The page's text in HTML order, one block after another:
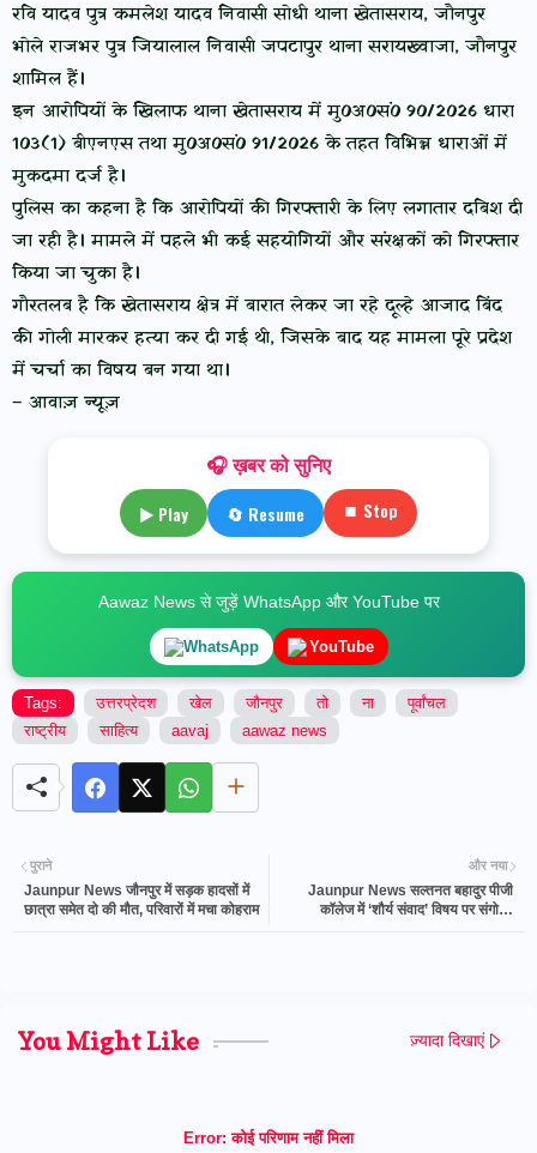
रवि यादव पुत्र कमलेश यादव निवासी सोधी थाना खेतासराय, जौनपुर
भोले राजभर पुत्र जियालाल निवासी जपटापुर थाना सरायख्वाजा, जौनपुर
शामिल हैं।
इन आरोपियों के खिलाफ थाना खेतासराय में मु0अ0सं0 90/2026 धारा
103(1) बीएनएस तथा मु0अ0सं0 91/2026 के तहत विभिन्न धाराओं में
मुकदमा दर्ज है।
पुलिस का कहना है कि आरोपियों की गिरफ्तारी के लिए लगातार दबिश दी
जा रही है। मामले में पहले भी कई सहयोगियों और संरक्षकों को गिरफ्तार
किया जा चुका है।
गौरतलब है कि खेतासराय क्षेत्र में बारात लेकर जा रहे दूल्हे आजाद बिंद
की गोली मारकर हत्या कर दी गई थी, जिसके बाद यह मामला पूरे प्रदेश
में चर्चा का विषय बन गया था।
– आवाज़ न्यूज़
🎧 ख़बर को सुनिए
▶ Play 🔄 Resume ⏹ Stop
Aawaz News से जुड़ें WhatsApp और YouTube पर
WhatsApp YouTube
Tags: उत्तरप्रेदश खेल जौनपुर तो ना
पूर्वांचल
राष्ट्रीय
साहित्य aavaj aawaz news
और नया
Jaunpur News सल्तनत बहादुर पीजी
कॉलेज में ‘शौर्य संवाद’ विषय पर संगोष्ठी
पुराने
Jaunpur News जौनपुर में सड़क हादसों में
छात्रा समेत दो की मौत, परिवारों में मचा कोहराम
You Might Like ज़्यादा दिखाएं
Error: कोई परिणाम नहीं मिला